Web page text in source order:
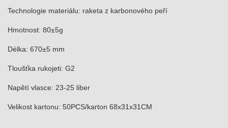
Technologie materiálu: raketa z karbonového peří
Hmotnost: 80±5g
Délka: 670±5 mm
Tloušťka rukojeti: G2
Napětí vlasce: 23-25 ​​liber
Velikost kartonu: 50PCS/karton 68x31x31CM